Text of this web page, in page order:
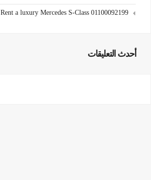
Rent a luxury Mercedes S-Class 01100092199
أحدث التعليقات